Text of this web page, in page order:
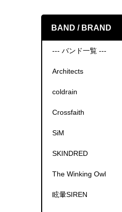
BAND / BRAND
--- バンド一覧 ---
Architects
coldrain
Crossfaith
SiM
SKINDRED
The Winking Owl
眩暈SIREN